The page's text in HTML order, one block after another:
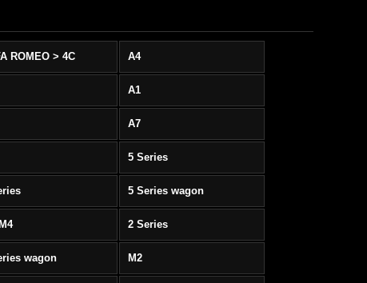
ROMEO > 4C A4
A1
A7
5 Series
5 Series wagon
2 Series
wagon M2